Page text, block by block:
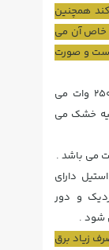
همچنین
خاص آن می
و صورت
قدرت موتور بالا ؛ قدرت این مدل ۲۵۰۰ وات می
ها را در کمتر از ۱۵ ثانیه خشک می
دارای
و دور
شود .
زیاد برق